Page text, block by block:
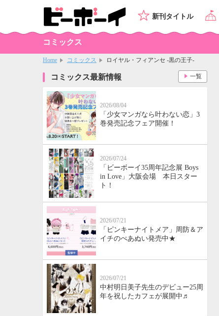
新刊タイトル
コミックス
Home コミックス ロイヤル・フィアンセ -黒の王子-
コミックス最新情報
2026/08/04
「少女マンガなら叶わない恋」3
巻発売記念フェア開催！
2026/07/24
「ビーボーイ35周年記念展 Boys
in Love」大阪会場 本日スター
ト！
2026/07/21
「ピンキーナイトメア」周防＆ア
イチのぺあぬい発売中★
2026/07/21
中村明日美子先生のデビュー25周
年を祝したカフェが展開中♬
一覧